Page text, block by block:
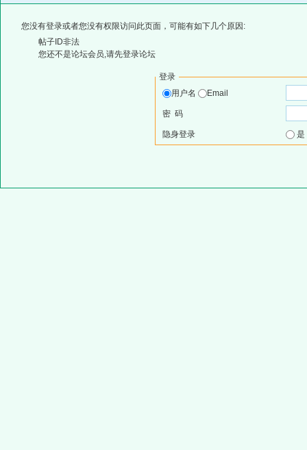
您没有登录或者您没有权限访问此页面，可能有如下几个原因:
帖子ID非法
您还不是论坛会员,请先登录论坛
登录
用户名
Email
密 码
隐身登录